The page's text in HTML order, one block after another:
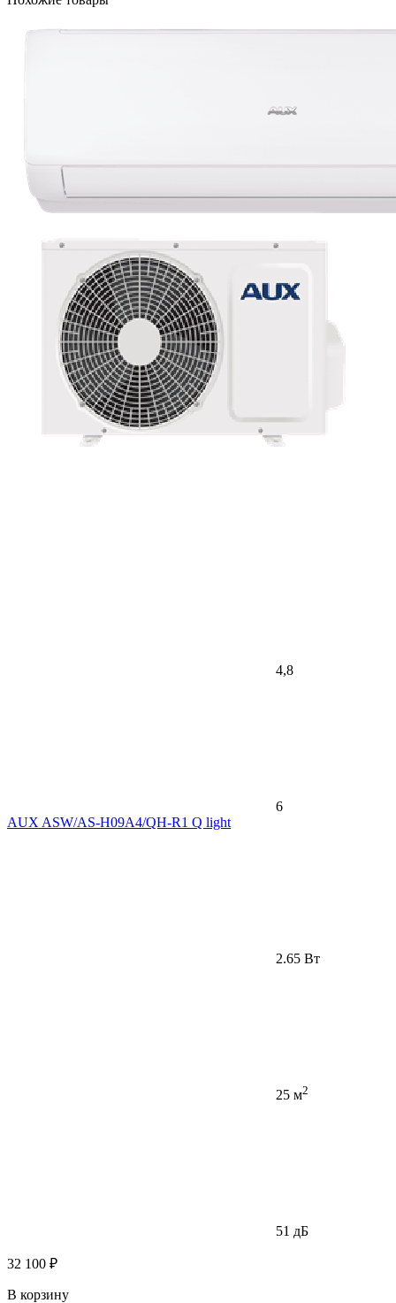
4,8
6
AUX ASW/AS-H09A4/QH-R1 Q light
2.65 Вт
25 м2
51 дБ
32 100 ₽
В корзину